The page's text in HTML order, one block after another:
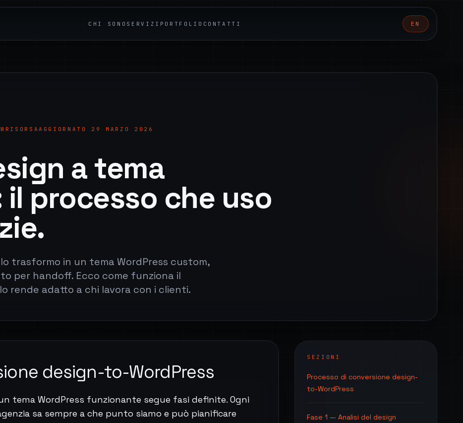
CHI SONO SERVIZI PORTFOLIO CONTATTI EN
RISORSAAGGIORNATO 29 MARZO 2026
a tema
il processo che uso
lo trasformo in un tema WordPress custom,
per handoff. Ecco come funziona il
rende adatto a chi lavora con i clienti.
design-to-WordPress
tema WordPress funzionante segue fasi definite. Ogni
sa sempre a che punto siamo e può pianificare
SEZIONI
Processo di conversione design-
to-WordPress
Fase 1 — Analisi del design